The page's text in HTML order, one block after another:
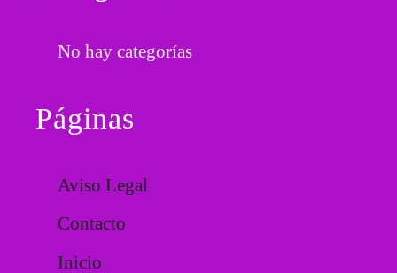
No hay categorías
Páginas
Aviso Legal
Contacto
Inicio